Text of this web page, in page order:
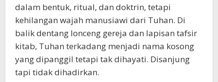
dalam bentuk, ritual, dan doktrin, tetapi
kehilangan wajah manusiawi dari Tuhan. Di
balik dentang lonceng gereja dan lapisan tafsir
kitab, Tuhan terkadang menjadi nama kosong
yang dipanggil tetapi tak dihayati. Disanjung
tapi tidak dihadirkan.